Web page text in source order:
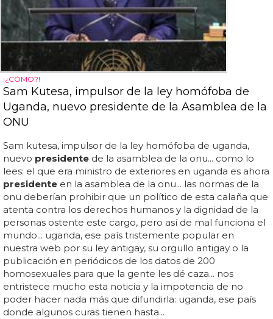
¡¿CÓMO?!
Sam Kutesa, impulsor de la ley homófoba de
Uganda, nuevo presidente de la Asamblea de la
ONU
Sam kutesa, impulsor de la ley homófoba de uganda,
nuevo presidente de la asamblea de la onu... como lo
lees: el que era ministro de exteriores en uganda es ahora
presidente en la asamblea de la onu... las normas de la
onu deberían prohibir que un político de esta calaña que
atenta contra los derechos humanos y la dignidad de la
personas ostente este cargo, pero así de mal funciona el
mundo... uganda, ese país tristemente popular en
nuestra web por su ley antigay, su orgullo antigay o la
publicación en periódicos de los datos de 200
homosexuales para que la gente les dé caza... nos
entristece mucho esta noticia y la impotencia de no
poder hacer nada más que difundirla: uganda, ese país
donde algunos curas tienen hasta...